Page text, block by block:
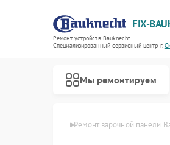
FIX-
Ремонт устройств Bauknecht
Специализированный cервисный центр г.
Мы ремонтируем
в Смоленске Ремонт варочной панели